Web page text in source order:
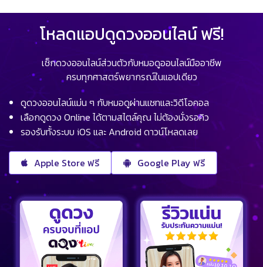
โหลดแอปดูดวงออนไลน์ ฟรี!
เช็กดวงออนไลน์ส่วนตัวกับหมอดูออนไลน์มืออาชีพ
ครบทุกศาสตร์พยากรณ์ในแอปเดียว
ดูดวงออนไลน์แม่น ๆ กับหมอดูผ่านแชทและวิดีโอคอล
เลือกดูดวง Online ได้ตามสไตล์คุณ ไม่ต้องนั่งรอคิว
รองรับทั้งระบบ iOS และ Android ดาวน์โหลดเลย
Apple Store ฟรี Google Play ฟรี